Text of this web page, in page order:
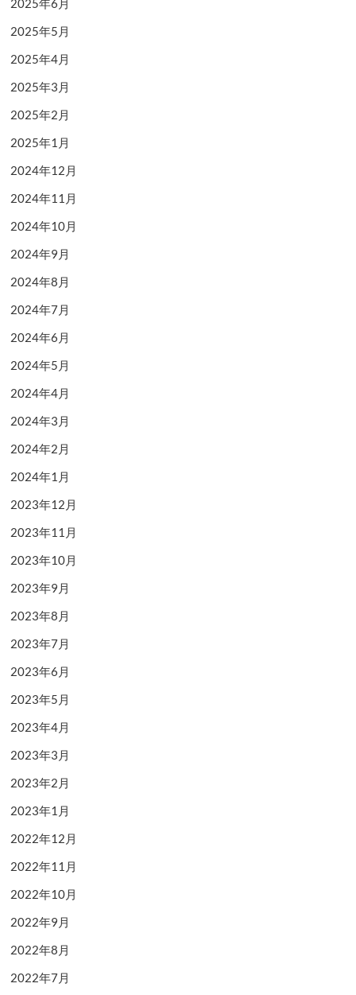
2025年6月
2025年5月
2025年4月
2025年3月
2025年2月
2025年1月
2024年12月
2024年11月
2024年10月
2024年9月
2024年8月
2024年7月
2024年6月
2024年5月
2024年4月
2024年3月
2024年2月
2024年1月
2023年12月
2023年11月
2023年10月
2023年9月
2023年8月
2023年7月
2023年6月
2023年5月
2023年4月
2023年3月
2023年2月
2023年1月
2022年12月
2022年11月
2022年10月
2022年9月
2022年8月
2022年7月